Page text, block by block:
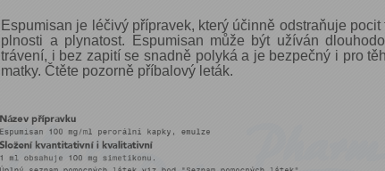
Espumisan je léčivý přípravek, který účinně odstraňuje
plnosti a plynatost. Espumisan může být užíván
trávení, i bez zapití se snadně polyká a je bezpečný i pro
matky. Čtěte pozorně příbalový leták.